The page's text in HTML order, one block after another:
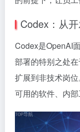
Codex：从
Codex是OpenAI
部署的特别之处
扩展到非技术岗
可用的软件、内部